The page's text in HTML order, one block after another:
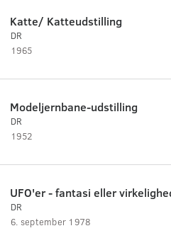
Katte/ Katteudstilling
DR
1965
Modeljernbane-udstilling
DR
1952
UFO'er - fantasi eller
DR
6. september 1978